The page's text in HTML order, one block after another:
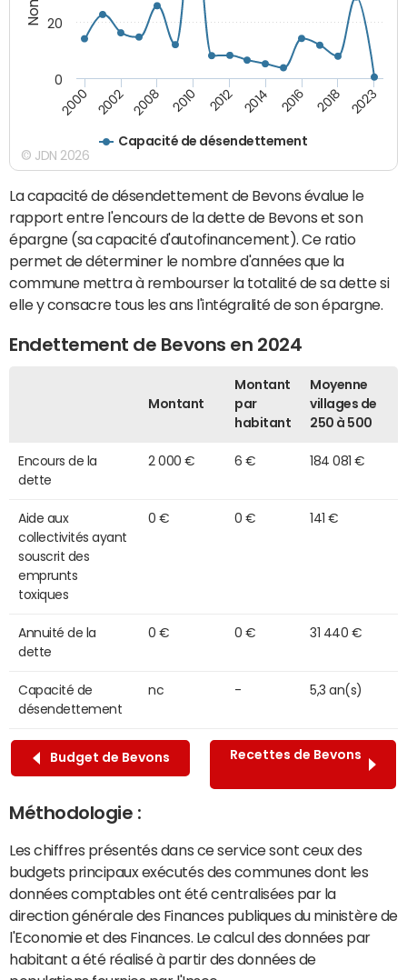
Capacité de désendettement
2000 2002 2008 2010 2012 2014 2016 2018 2023
0
20
© JDN 2026
La capacité de désendettement de Bevons évalue le
rapport entre l'encours de la dette de Bevons et son
épargne (sa capacité d'autofinancement). Ce ratio
permet de déterminer le nombre d'années que la
commune mettra à rembourser la totalité de sa dette si
elle y consacre tous les ans l'intégralité de son épargne.
Endettement de Bevons en 2024
Montant
Montant
par
habitant
Moyenne
villages de
250 à 500
Encours de la
dette
2 000 € 6 € 184 081 €
Aide aux
collectivités ayant
souscrit des
emprunts
toxiques
0 € 0 € 141 €
Annuité de la
dette
0 € 0 € 31 440 €
Capacité de
désendettement
nc - 5,3 an(s)
Budget de Bevons Recettes de Bevons
Méthodologie :
Les chiffres présentés dans ce service sont ceux des
budgets principaux exécutés des communes dont les
données comptables ont été centralisées par la
direction générale des Finances publiques du ministère de
l'Economie et des Finances. Le calcul des données par
habitant a été réalisé à partir des données de